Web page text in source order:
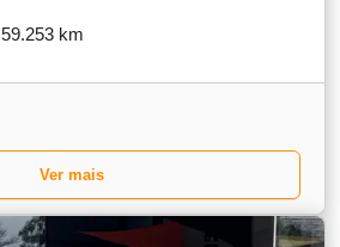
59.253 km
Ver mais